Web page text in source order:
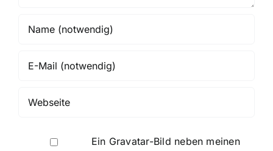
Ein Gravatar-Bild neben meinen